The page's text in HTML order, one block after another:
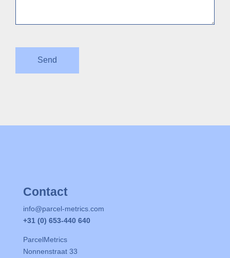
Contact
info@parcel-metrics.com
+31 (0) 653-440 640
ParcelMetrics
Nonnenstraat 33